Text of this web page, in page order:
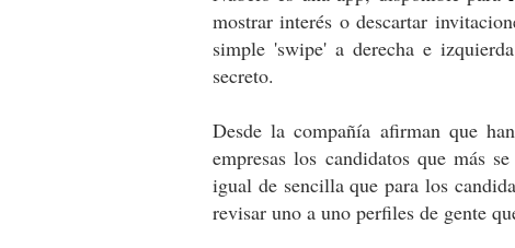
mostrar interés o descartar
simple 'swipe' a derecha e
secreto.
Desde la compañía afirman que
empresas los candidatos que más
igual de sencilla que para los
revisar uno a uno perfiles de gente